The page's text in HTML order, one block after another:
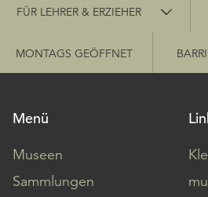
FÜR LEHRER & ERZIEHER
MONTAGS GEÖFFNET
Menü
Museen
Sammlungen